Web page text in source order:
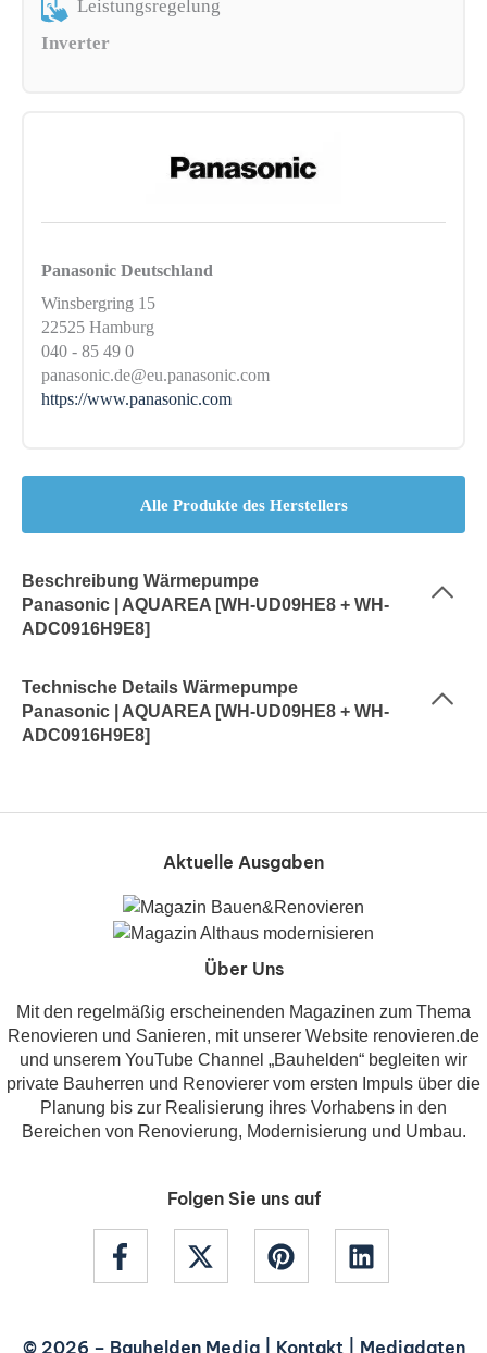
Leistungsregelung
Inverter
Panasonic Deutschland
Winsbergring 15
22525 Hamburg
040 - 85 49 0
panasonic.de@eu.panasonic.com
https://www.panasonic.com
Alle Produkte des Herstellers
Beschreibung Wärmepumpe
Panasonic | AQUAREA [WH-UD09HE8 + WH-
ADC0916H9E8]
Technische Details Wärmepumpe
Panasonic | AQUAREA [WH-UD09HE8 + WH-
ADC0916H9E8]
Aktuelle Ausgaben
Über Uns
Mit den regelmäßig erscheinenden Magazinen zum Thema
Renovieren und Sanieren, mit unserer Website renovieren.de
und unserem YouTube Channel „Bauhelden“ begleiten wir
private Bauherren und Renovierer vom ersten Impuls über die
Planung bis zur Realisierung ihres Vorhabens in den
Bereichen von Renovierung, Modernisierung und Umbau.
Folgen Sie uns auf
© 2026 – Bauhelden Media| Kontakt| Mediadaten